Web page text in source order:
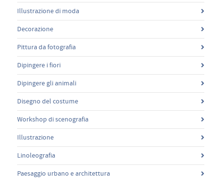
Illustrazione di moda
Decorazione
Pittura da fotografia
Dipingere i fiori
Dipingere gli animali
Disegno del costume
Workshop di scenografia
Illustrazione
Linoleografia
Paesaggio urbano e architettura